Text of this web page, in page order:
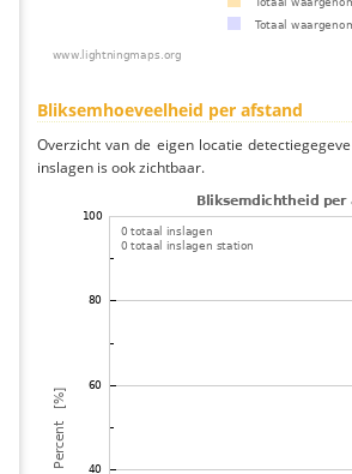
Bliksemhoeveelheid per afstand
Overzicht van de eigen locatie
inslagen is ook zichtbaar.